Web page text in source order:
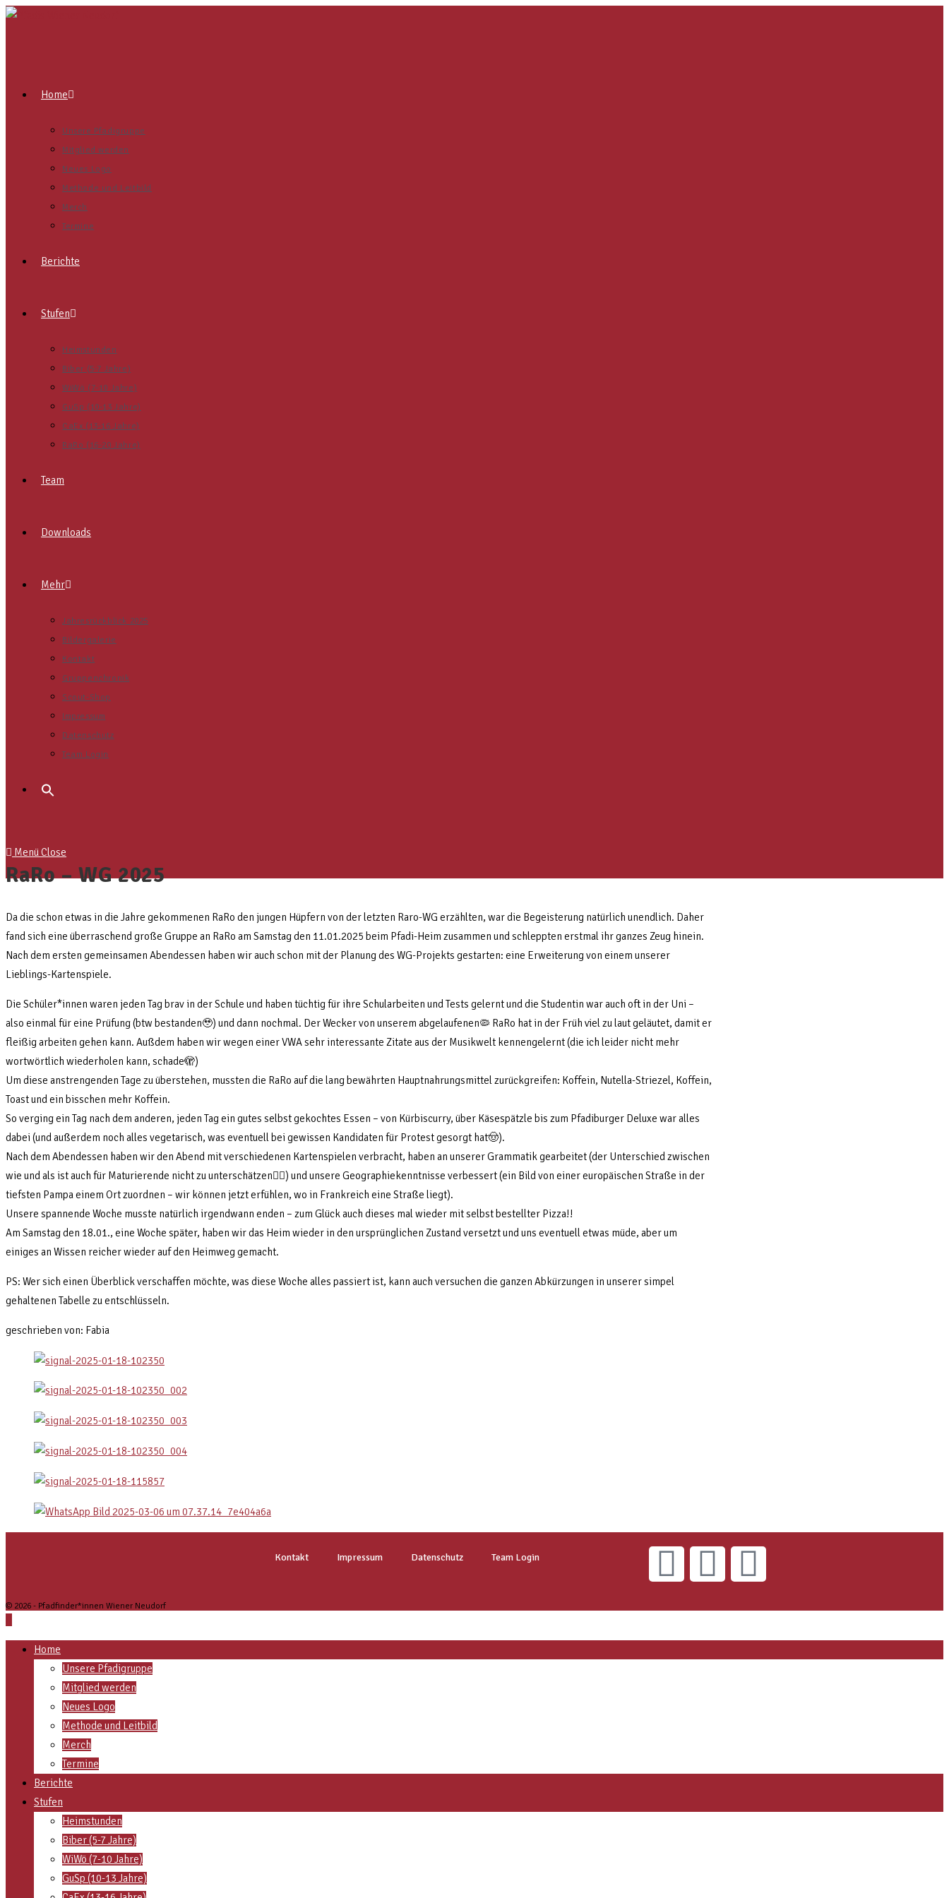
Home
Unsere Pfadigruppe
Mitglied werden
Neues Logo
Methode und Leitbild
Merch
Termine
Berichte
Stufen
Heimstunden
Biber (5-7 Jahre)
WiWö (7-10 Jahre)
GuSp (10-13 Jahre)
CaEx (13-16 Jahre)
RaRo (16-20 Jahre)
Team
Downloads
Mehr
Jahresrückblick 2025
Bildergalerie
Kontakt
Gruppenchronik
Scout-Shop
Impressum
Datenschutz
Team Login
MenüClose
RaRo – WG 2025
Da die schon etwas in die Jahre gekommenen RaRo den jungen Hüpfern von der letzten Raro-WG erzählten, war die Begeisterung natürlich unendlich. Daher
fand sich eine überraschend große Gruppe an RaRo am Samstag den 11.01.2025 beim Pfadi-Heim zusammen und schleppten erstmal ihr ganzes Zeug hinein.
Nach dem ersten gemeinsamen Abendessen haben wir auch schon mit der Planung des WG-Projekts gestarten: eine Erweiterung von einem unserer
Lieblings-Kartenspiele.
Die Schüler*innen waren jeden Tag brav in der Schule und haben tüchtig für ihre Schularbeiten und Tests gelernt und die Studentin war auch oft in der Uni –
also einmal für eine Prüfung (btw bestanden🥹) und dann nochmal. Der Wecker von unserem abgelaufenen🦠 RaRo hat in der Früh viel zu laut geläutet, damit er
fleißig arbeiten gehen kann. Außdem haben wir wegen einer VWA sehr interessante Zitate aus der Musikwelt kennengelernt (die ich leider nicht mehr
wortwörtlich wiederholen kann, schade🫣)
Um diese anstrengenden Tage zu überstehen, mussten die RaRo auf die lang bewährten Hauptnahrungsmittel zurückgreifen: Koffein, Nutella-Striezel, Koffein,
Toast und ein bisschen mehr Koffein.
So verging ein Tag nach dem anderen, jeden Tag ein gutes selbst gekochtes Essen – von Kürbiscurry, über Käsespätzle bis zum Pfadiburger Deluxe war alles
dabei (und außerdem noch alles vegetarisch, was eventuell bei gewissen Kandidaten für Protest gesorgt hat🤠).
Nach dem Abendessen haben wir den Abend mit verschiedenen Kartenspielen verbracht, haben an unserer Grammatik gearbeitet (der Unterschied zwischen
wie und als ist auch für Maturierende nicht zu unterschätzen😵‍💫) und unsere Geographiekenntnisse verbessert (ein Bild von einer europäischen Straße in der
tiefsten Pampa einem Ort zuordnen – wir können jetzt erfühlen, wo in Frankreich eine Straße liegt).
Unsere spannende Woche musste natürlich irgendwann enden – zum Glück auch dieses mal wieder mit selbst bestellter Pizza!!
Am Samstag den 18.01., eine Woche später, haben wir das Heim wieder in den ursprünglichen Zustand versetzt und uns eventuell etwas müde, aber um
einiges an Wissen reicher wieder auf den Heimweg gemacht.
PS: Wer sich einen Überblick verschaffen möchte, was diese Woche alles passiert ist, kann auch versuchen die ganzen Abkürzungen in unserer simpel
gehaltenen Tabelle zu entschlüsseln.
geschrieben von: Fabia
Kontakt Impressum Datenschutz Team Login
© 2026 - Pfadfinder*innen Wiener Neudorf
Home
Unsere Pfadigruppe
Mitglied werden
Neues Logo
Methode und Leitbild
Merch
Termine
Berichte
Stufen
Heimstunden
Biber (5-7 Jahre)
WiWö (7-10 Jahre)
GuSp (10-13 Jahre)